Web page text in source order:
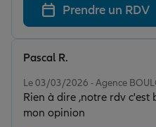
Prendre un RDV
Le 03/03/2026 - Agence
Rien à dire ,notre rdv c'est
mon opinion
Pascal R.